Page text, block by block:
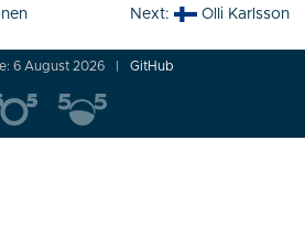
Next: Olli Karlsson
6 August 2026 GitHub